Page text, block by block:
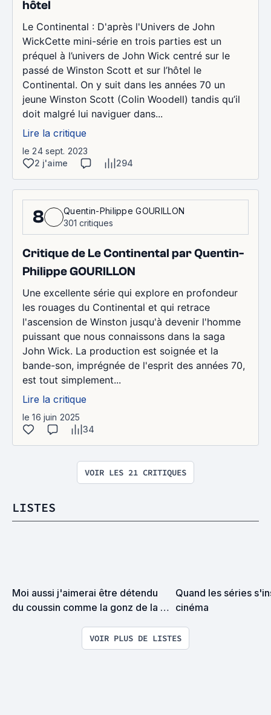
hôtel
Le Continental : D'après l'Univers de John
WickCette mini-série en trois parties est un
préquel à l’univers de John Wick centré sur le
passé de Winston Scott et sur l’hôtel le
Continental. On y suit dans les années 70 un
jeune Winston Scott (Colin Woodell) tandis qu’il
doit malgré lui naviguer dans...
Lire la critique
le 24 sept. 2023
2 j'aime
294
8
Quentin-Philippe GOURILLON
301 critiques
Critique de Le Continental par Quentin-
Philippe GOURILLON
Une excellente série qui explore en profondeur
les rouages ​​du Continental et qui retrace
l'ascension de Winston jusqu'à devenir l'homme
puissant que nous connaissons dans la saga
John Wick. La production est soignée et la
bande-son, imprégnée de l'esprit des années 70,
est tout simplement...
Lire la critique
le 16 juin 2025
34
VOIR LES 21 CRITIQUES
LISTES
Moi aussi j'aimerai être détendu
du coussin comme la gonz de la
comme si j'avais pas déjà assez
de films à voir, y'a aussi les
Quand les séries
cinéma
VOIR PLUS DE LISTES